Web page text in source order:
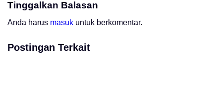
Tinggalkan Balasan
Anda harus masuk untuk berkomentar.
Postingan Terkait